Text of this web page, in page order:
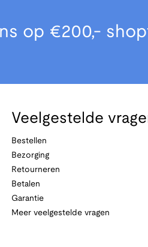
op €200,-
Veelgestelde
Bestellen
Bezorging
Retourneren
Betalen
Garantie
Meer veelgestelde vragen